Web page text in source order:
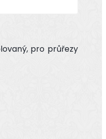
pro průřezy